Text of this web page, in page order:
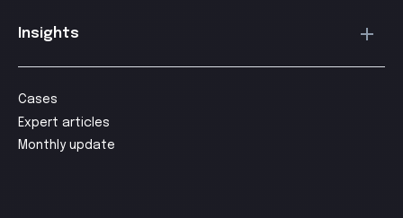
Insights
Cases
Expert articles
Monthly update